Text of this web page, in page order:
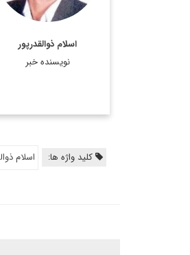
اسلام ذوالقدرپور
نویسنده خبر
اطلاعات بیشتر
کلید واژه ها: اسلام